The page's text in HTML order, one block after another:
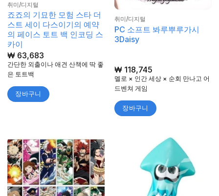
취미/디지털
죠죠의 기묘한 모험 스타 더
스트 세이 다스이기의 예약
의 페이스 토트 백 인코딩 스
카이
₩63,683
간단한 외출이나 애견 산책에 딱 좋
은 토트백
장바구니
취미/디지털
PC 소프트 봐루뿌루가시
3Daisy
₩118,745
멜로 × 인간 세상 × 순회 만나고 어
드벤쳐 게임
장바구니